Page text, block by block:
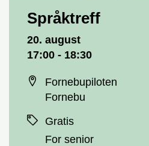
Språktreff
20. august
17:00 - 18:30
Fornebupiloten
Fornebu
Gratis
For senior